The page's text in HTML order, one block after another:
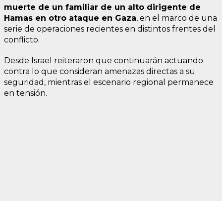
muerte de un familiar de un alto dirigente de
Hamas en otro ataque en Gaza, en el marco de una
serie de operaciones recientes en distintos frentes del
conflicto.
Desde Israel reiteraron que continuarán actuando
contra lo que consideran amenazas directas a su
seguridad, mientras el escenario regional permanece
en tensión.